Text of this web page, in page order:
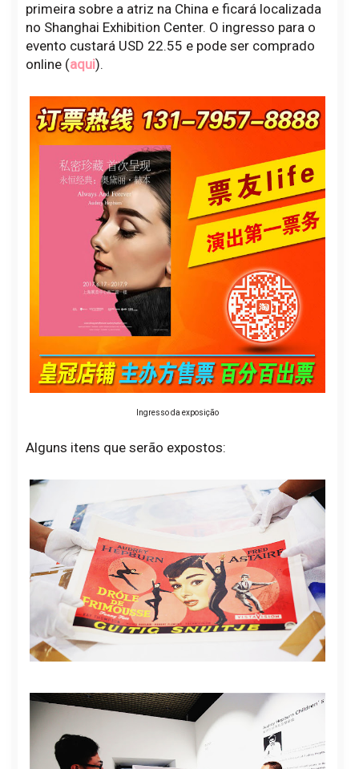
primeira sobre a atriz na China e ficará localizada
no Shanghai Exhibition Center. O ingresso para o
evento custará USD 22.55 e pode ser comprado
online (aqui).
Ingresso da exposição
Alguns itens que serão expostos: